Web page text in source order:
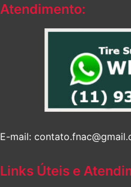
Atendimento:
E-mail:
Links Úteis e